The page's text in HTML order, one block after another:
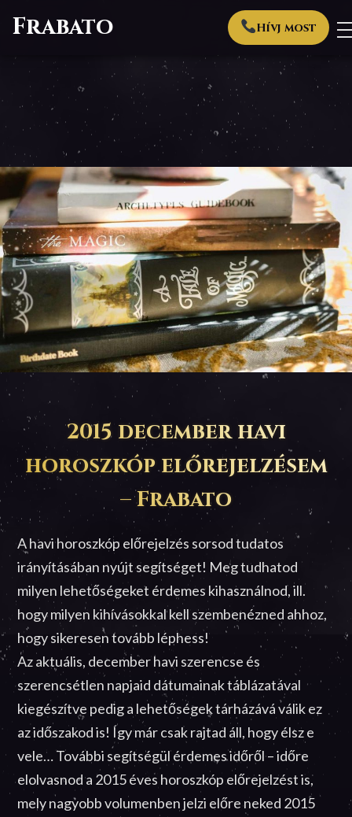
Frabato Hívj most
2015 december havi
horoszkóp előrejelzésem
– Frabato
A havi horoszkóp előrejelzés sorsod tudatos
irányításában nyújt segítséget! Meg tudhatod
milyen lehetőségeket érdemes kihasználnod, ill.
hogy milyen kihívásokkal kell szembenézned ahhoz,
hogy sikeresen tovább léphess!
Az aktuális, december havi szerencse és
szerencsétlen napjaid dátumainak táblázatával
kiegészítve pedig a lehetőségek tárházává válik ez
az időszakod is! Így már csak rajtad áll, hogy élsz e
vele… További segítségül érdemes időről – időre
elolvasnod a 2015 éves horoszkóp előrejelzést is,
mely nagyobb volumenben jelzi előre neked 2015